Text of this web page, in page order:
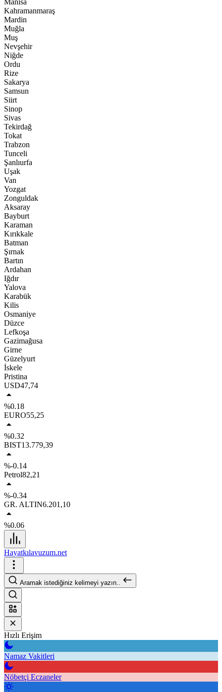
Manisa
Kahramanmaraş
Mardin
Muğla
Muş
Nevşehir
Niğde
Ordu
Rize
Sakarya
Samsun
Siirt
Sinop
Sivas
Tekirdağ
Tokat
Trabzon
Tunceli
Şanlıurfa
Uşak
Van
Yozgat
Zonguldak
Aksaray
Bayburt
Karaman
Kırıkkale
Batman
Şırnak
Bartın
Ardahan
Iğdır
Yalova
Karabük
Kilis
Osmaniye
Düzce
Lefkoşa
Gazimağusa
Girne
Güzelyurt
İskele
Pristina
USD47,74
%0.18
EURO55,25
%0.32
BIST13.779,39
%-0.14
Petrol82,21
%-0.34
GR. ALTIN6.201,10
%0.06
Hayatkılavuzum.net
Aramak istediğiniz kelimeyi yazın..
Hızlı Erişim
Namaz Vakitleri
Nöbetçi Eczaneler